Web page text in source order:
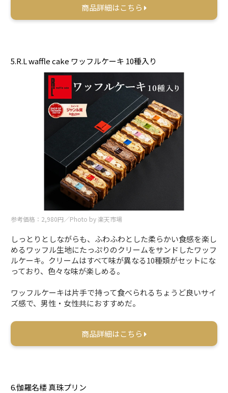
商品詳細はこちら
5.R.L waffle cake ワッフルケーキ 10種入り
参考価格：2,980円／Photo by 楽天市場
しっとりとしながらも、ふわふわとした柔らかい食感を楽し
めるワッフル生地にたっぷりのクリームをサンドしたワッフ
ルケーキ。クリームはすべて味が異なる10種類がセットにな
っており、色々な味が楽しめる。
ワッフルケーキは片手で持って食べられるちょうど良いサイ
ズ感で、男性・女性共におすすめだ。
商品詳細はこちら
6.伽羅名楼 真珠プリン